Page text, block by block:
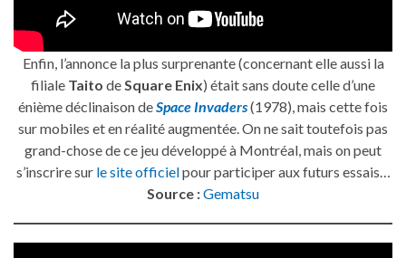
Enfin, l’annonce la plus surprenante (concernant elle aussi la
filiale Taito de Square Enix) était sans doute celle d’une
énième déclinaison deSpace Invaders(1978), mais cette fois
sur mobiles et en réalité augmentée. On ne sait toutefois pas
grand-chose de ce jeu développé à Montréal, mais on peut
s’inscrire sur le site officielpour participer aux futurs essais…
Source :Gematsu